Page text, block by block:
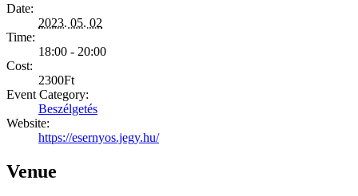
Date:
2023. 05. 02
Time:
18:00 - 20:00
Cost:
2300Ft
Event Category:
Beszélgetés
Website:
https://esernyos.jegy.hu/
Venue